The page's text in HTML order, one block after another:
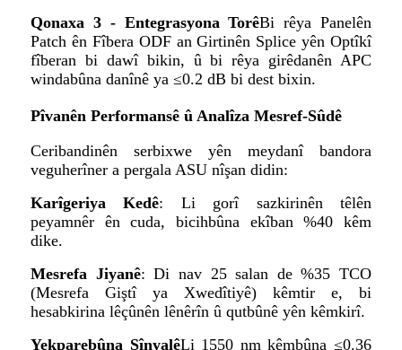
Qonaxa 3 - Entegrasyona TorêBi rêya Panelên
Patch ên Fîbera ODF an Girtinên Splice yên Optîkî
fîberan bi dawî bikin, û bi rêya girêdanên APC
windabûna danînê ya ≤0.2 dB bi dest bixin.
Pîvanên Performansê û Analîza Mesref-Sûdê
Ceribandinên serbixwe yên meydanî bandora
veguherîner a pergala ASU nîşan didin:
Karîgeriya Kedê: Li gorî sazkirinên têlên
peyamnêr ên cuda, bicihbûna ekîban %40 kêm
dike.
Mesrefa Jiyanê: Di nav 25 salan de %35 TCO
(Mesrefa Giştî ya Xwedîtiyê) kêmtir e, bi
hesabkirina lêçûnên lênêrîn û qutbûnê yên kêmkirî.
Yekparebûna SînyalêLi 1550 nm kêmbûna ≤0.36